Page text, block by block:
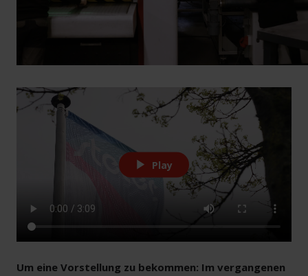
Play
Um eine Vorstellung zu bekommen: Im vergangenen